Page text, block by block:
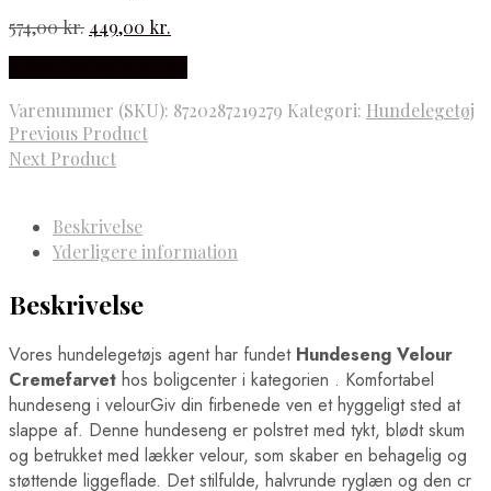
574,00kr. Den
574,00 kr..
449,00 kr.
449,00 kr..
Varenummer (SKU): 8720287219279 Kategori: Hundelegetøj
Previous Product
Next Product
Beskrivelse
Yderligere information
Beskrivelse
Vores hundelegetøjs agent har fundet Hundeseng Velour
Cremefarvet hos boligcenter i kategorien . Komfortabel
hundeseng i velourGiv din firbenede ven et hyggeligt sted at
slappe af. Denne hundeseng er polstret med tykt, blødt skum
og betrukket med lækker velour, som skaber en behagelig og
støttende liggeflade. Det stilfulde, halvrunde ryglæn og den cr